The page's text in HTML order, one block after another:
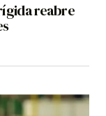
reabre